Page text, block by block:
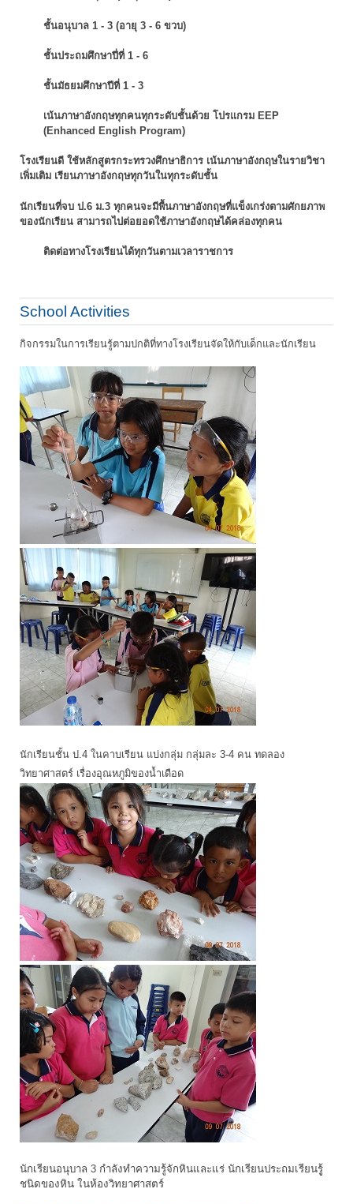
ชั้นอนุบาล 1 - 3 (อายุ 3 - 6 ขวบ)
ชั้นประถมศึกษาปี่ที่ 1 - 6
ชั้นมัธยมศึกษาปีที่ 1 - 3
เน้นภาษาอังกฤษทุกคนทุกระดับชั้นด้วย โปรแกรม EEP
(Enhanced English Program)
โรงเรียนดี ใช้หลักสูตรกระทรวงศึกษาธิการ เน้นภาษาอังกฤษในรายวิชา
เพิ่มเติม เรียนภาษาอังกฤษทุกวันในทุกระดับชั้น
นักเรียนที่จบ ป.6 ม.3 ทุกคนจะมีพื้นภาษาอังกฤษที่แข็งเกร่งตามศักยภาพ
ของนักเรียน สามารถไปต่อยอดใช้ภาษาอังกฤษได้คล่องทุกคน
ติดต่อทางโรงเรียนได้ทุกวันตามเวลาราชการ
School Activities
กิจกรรมในการเรียนรู้ตามปกติที่ทางโรงเรียนจัดให้กับเด็กและนักเรียน
นักเรียนชั้น ป.4 ในคาบเรียน แบ่งกลุ่ม กลุ่มละ 3-4 คน ทดลอง
วิทยาศาสตร์ เรื่องอุณหภูมิของน้ำเดือด
นักเรียนอนุบาล 3 กำลังทำความรู้จักหินและแร่ นักเรียนประถมเรียนรูู้
ชนิดของหิน ในห้องวิทยาศาสตร์